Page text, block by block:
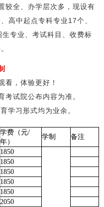
全、办学层次多，现设有
高中起点专科专业17个、
专业、考试科目、收费标
，体验更好！
试院公布内容为准。
习形式均为业余。
学费（元/
年）
学制 备注
1850
1850
1850
1850
1850
2050